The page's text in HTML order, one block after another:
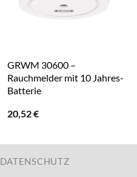
GRWM 30600 –
Rauchmelder mit 10 Jahres-
Batterie
20,52€
DATENSCHUTZ